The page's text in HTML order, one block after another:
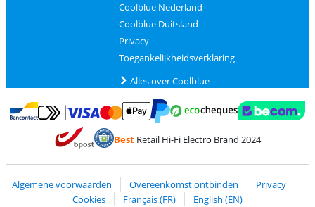
Coolblue Nederland
Coolblue Duitsland
Privacy
Toegankelijkheidsverklaring
Alles over Coolblue
Betalen met Bancontact
Betalen met MasterCard en Visa via ClickToPay
Betalen met PayPal
BestRetail Hi-Fi Electro Brand 2024
Algemene voorwaarden Overeenkomst ontbinden
Privacy
Cookies
Français (FR)
English (EN)